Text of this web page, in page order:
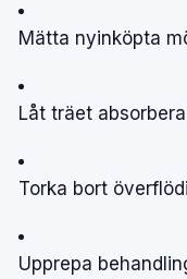
Mätta nyinköpta
Låt träet
Torka bort
Upprepa